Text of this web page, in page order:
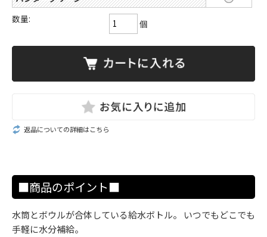
数量:
個
返品についての詳細はこちら
■商品のポイント■
水筒とボウルが合体している給水ボトル。 いつでもどこでも
手軽に水分補給。